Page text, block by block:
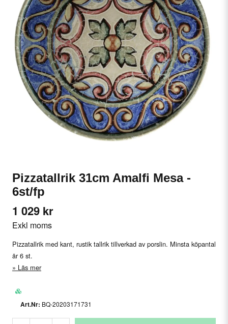
Pizzatallrik 31cm Amalfi Mesa -
6st/fp
1 029 kr
Exkl moms
Pizzatallrik med kant, rustik tallrik tillverkad av porslin. Minsta köpantal
är 6 st.
Läs mer
BQ-20203171731